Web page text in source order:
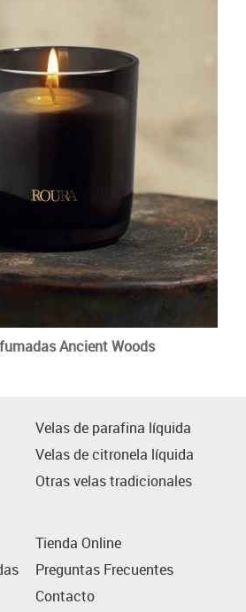
Ancient Woods
Velas de parafina líquida
Velas de citronela líquida
Otras velas tradicionales
Tienda Online
Preguntas Frecuentes
Contacto